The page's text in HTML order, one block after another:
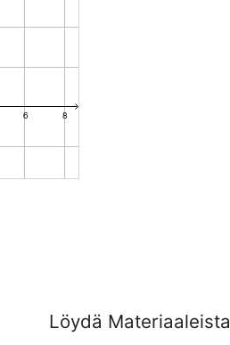
Löydä Materiaaleista